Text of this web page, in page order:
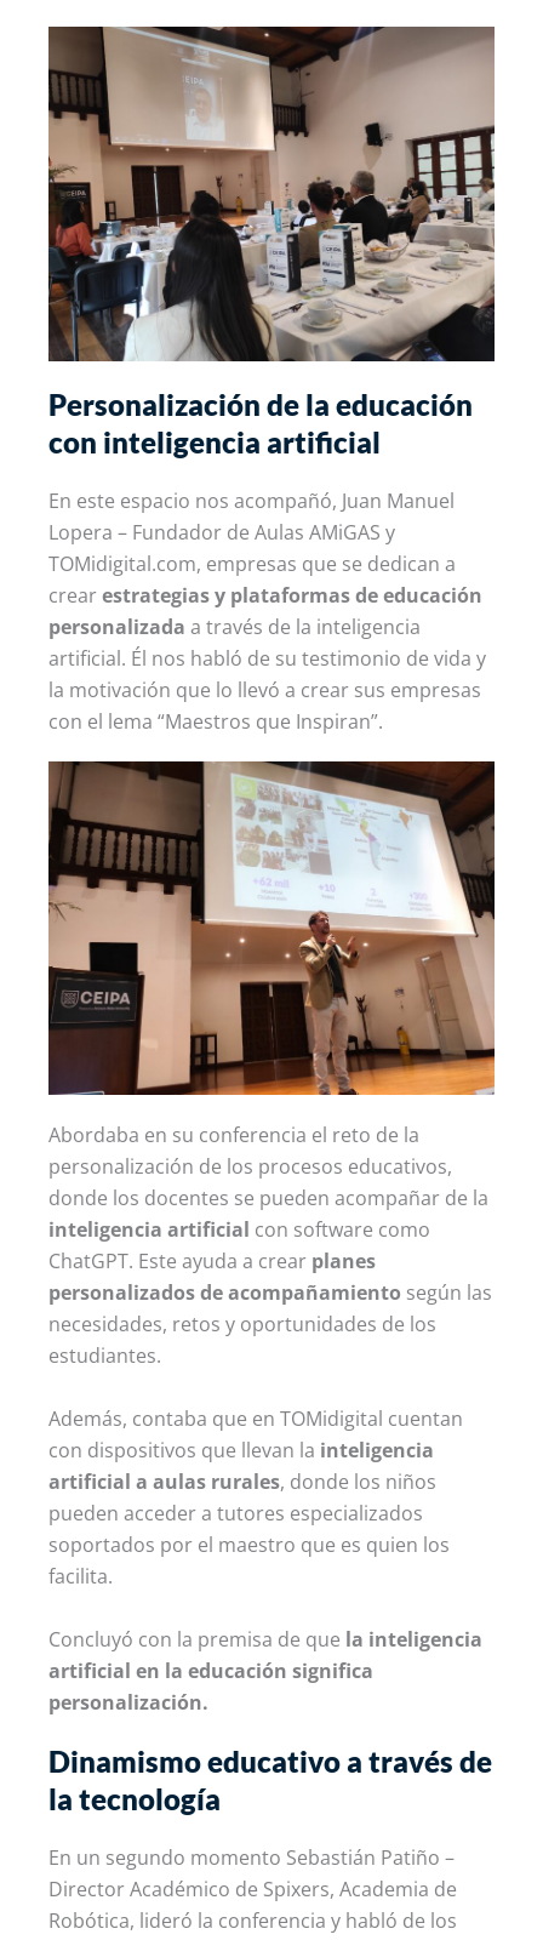
Personalización de la educación
con inteligencia artificial
En este espacio nos acompañó, Juan Manuel
Lopera – Fundador de Aulas AMiGAS y
TOMidigital.com, empresas que se dedican a
crearestrategias y plataformas de educación
personalizada a través de la inteligencia
artificial. Él nos habló de su testimonio de vida y
la motivación que lo llevó a crear sus empresas
con el lema “Maestros que Inspiran”.
Abordaba en su conferencia el reto de la
personalización de los procesos educativos,
donde los docentes se pueden acompañar de la
inteligencia artificial con software como
ChatGPT. Este ayuda a crear planes
personalizados de acompañamiento según las
necesidades, retos y oportunidades de los
estudiantes.
Además, contaba que en TOMidigital cuentan
con dispositivos que llevan la inteligencia
artificial a aulas rurales, donde los niños
pueden acceder a tutores especializados
soportados por el maestro que es quien los
facilita.
Concluyó con la premisa de que la inteligencia
artificial en la educación significa
personalización.
Dinamismo educativo a través de
la tecnología
En un segundo momento Sebastián Patiño –
Director Académico de Spixers, Academia de
Robótica, lideró la conferencia y habló de los